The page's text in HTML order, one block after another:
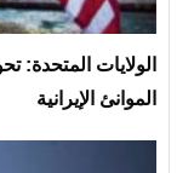
الموانئ الإيرانية